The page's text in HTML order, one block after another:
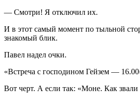
— Смотри! Я отключил их.
И в этот самый момент по тыльной
знакомый блик.
Павел надел очки.
«Встреча с господином Гейзем —
Вот черт. А если так: «Моне. Как